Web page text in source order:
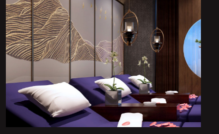
过足部按摩和护理，
部疲劳、改善血液循
舒缓身心压力。
绎提供独特的休闲体
合多种休闲娱乐设
游泳池、桑拿浴室、